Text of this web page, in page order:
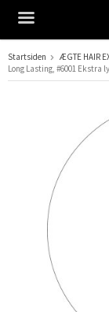
Startsiden ÆGTE HAIR
Long Lasting, #6001 Ekstra